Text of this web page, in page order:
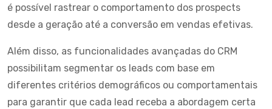
é possível rastrear o comportamento dos prospects
desde a geração até a conversão em vendas efetivas.
Além disso, as funcionalidades avançadas do CRM
possibilitam segmentar os leads com base em
diferentes critérios demográficos ou comportamentais
para garantir que cada lead receba a abordagem certa